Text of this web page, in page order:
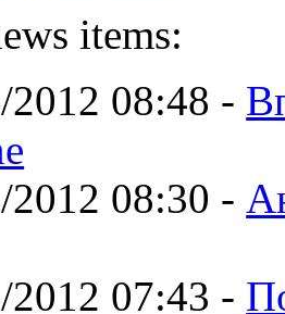
items:
2012 08:48 -
2012 08:30 -
2012 07:43 -